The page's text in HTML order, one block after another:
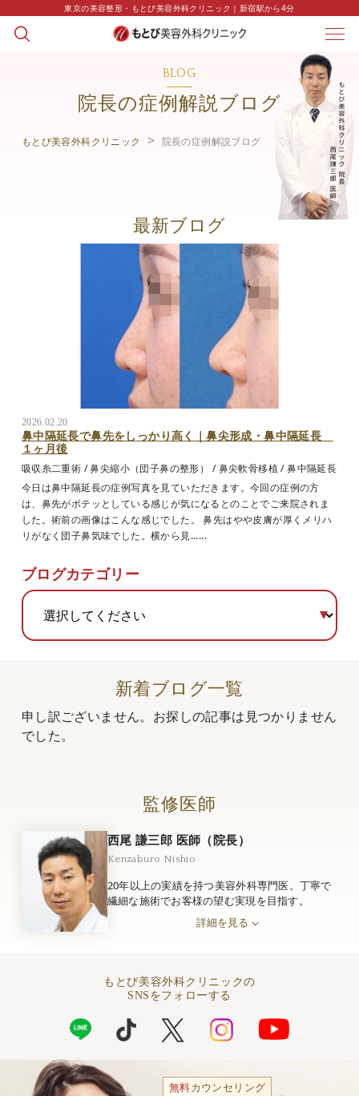
東京の美容整形・もとび美容外科クリニック｜新宿駅から4分
BLOG
院長の症例解説ブログ
もとび美容外科クリニック 院長の症例解説ブログ
最新ブログ
2026.02.20
鼻中隔延長で鼻先をしっかり高く｜鼻尖形成・鼻中隔延長
１ヶ月後
吸収糸二重術 /鼻尖縮小（団子鼻の整形） /鼻尖軟骨移植 /鼻中隔延長
今日は鼻中隔延長の症例写真を見ていただきます。今回の症例の方
は、鼻先がボテッとしている感じが気になるとのことでご来院されま
した。術前の画像はこんな感じでした。 鼻先はやや皮膚が厚くメリハ
リがなく団子鼻気味でした。横から見......
ブログカテゴリー
新着ブログ一覧
申し訳ございません。お探しの記事は見つかりません
でした。
監修医師
西尾 謙三郎 医師（院長）
Kenzaburo Nishio
20年以上の実績を持つ美容外科専門医。丁寧で
繊細な施術でお客様の望む実現を目指す。
詳細を見る
もとび美容外科クリニックの
SNSをフォローする
無料カウンセリング